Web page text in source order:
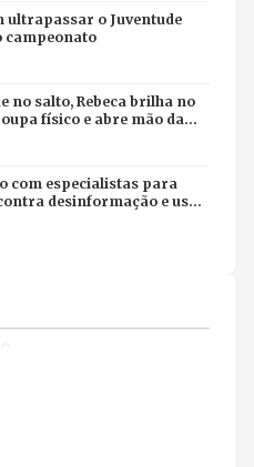
ultrapassar o Juventude
no salto, Rebeca brilha no
físico e abre mão da
com especialistas para
desinformação e uso